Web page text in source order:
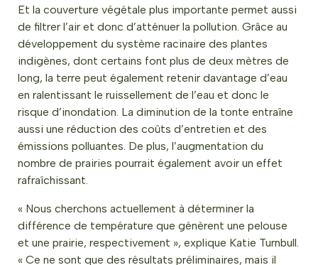
Et la couverture végétale plus importante permet aussi
de filtrer l’air et donc d’atténuer la pollution. Grâce au
développement du système racinaire des plantes
indigènes, dont certains font plus de deux mètres de
long, la terre peut également retenir davantage d’eau
en ralentissant le ruissellement de l’eau et donc le
risque d’inondation. La diminution de la tonte entraîne
aussi une réduction des coûts d’entretien et des
émissions polluantes. De plus, l’augmentation du
nombre de prairies pourrait également avoir un effet
rafraîchissant.
« Nous cherchons actuellement à déterminer la
différence de température que génèrent une pelouse
et une prairie, respectivement », explique Katie Turnbull.
« Ce ne sont que des résultats préliminaires, mais il